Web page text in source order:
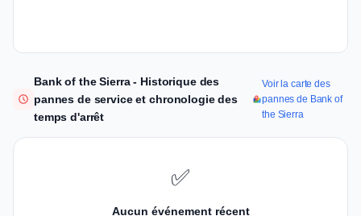
Bank of the Sierra - Historique des
pannes de service et chronologie des
temps d'arrêt
Voir la carte des
pannes de Bank of
the Sierra
✅
Aucun événement récent